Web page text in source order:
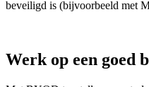
beveiligd is (bijvoorbeeld met
Werk op een goed